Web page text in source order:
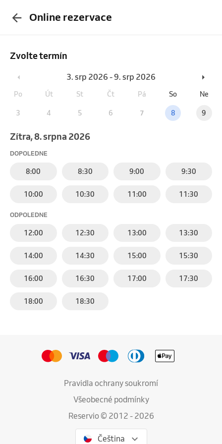
Online rezervace
Zvolte termín
3. srp 2026 - 9. srp 2026
Po Út St Čt Pá So Ne
3 4 5 6 7 8 9
Zítra, 8. srpna 2026
DOPOLEDNE
8:00 8:30 9:00 9:30
10:00 10:30 11:00 11:30
ODPOLEDNE
12:00 12:30 13:00 13:30
14:00 14:30 15:00 15:30
16:00 16:30 17:00 17:30
18:00 18:30
Pravidla ochrany soukromí
Všeobecné podmínky
Reservio © 2012 - 2026
Čeština